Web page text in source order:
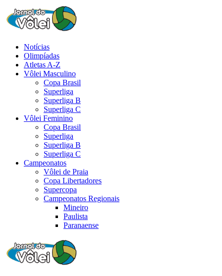
Notícias
Olimpíadas
Atletas A-Z
Vôlei Masculino
Copa Brasil
Superliga
Superliga B
Superliga C
Vôlei Feminino
Copa Brasil
Superliga
Superliga B
Superliga C
Campeonatos
Vôlei de Praia
Copa Libertadores
Supercopa
Campeonatos Regionais
Mineiro
Paulista
Paranaense